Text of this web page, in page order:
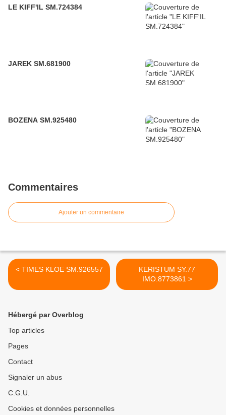
LE KIFF'IL SM.724384
JAREK SM.681900
BOZENA SM.925480
Commentaires
Ajouter un commentaire
< TIMES KLOE SM.926557
KERISTUM SY.77
IMO.8773861 >
Hébergé par Overblog
Top articles
Pages
Contact
Signaler un abus
C.G.U.
Cookies et données personnelles